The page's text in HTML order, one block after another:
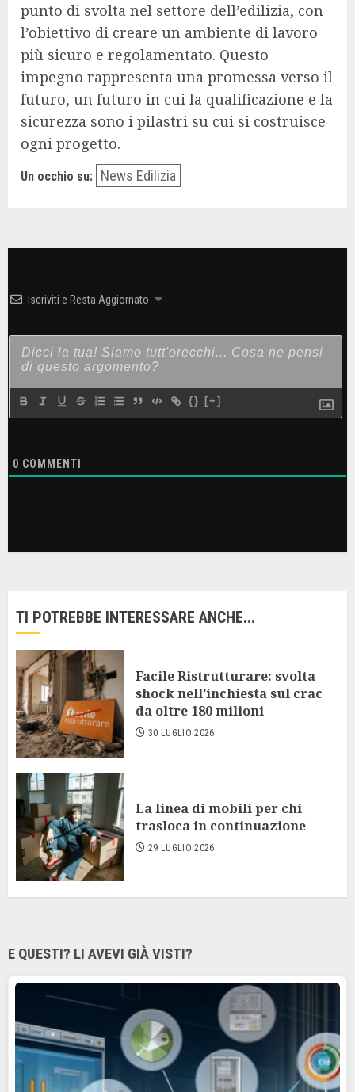
punto di svolta nel settore dell’edilizia, con
l’obiettivo di creare un ambiente di lavoro
più sicuro e regolamentato. Questo
impegno rappresenta una promessa verso il
futuro, un futuro in cui la qualificazione e la
sicurezza sono i pilastri su cui si costruisce
ogni progetto.
Un occhio su: News Edilizia
Iscriviti e Resta Aggiornato
{} [+]
0 COMMENTI
TI POTREBBE INTERESSARE ANCHE...
Facile Ristrutturare: svolta
shock nell’inchiesta sul crac
da oltre 180 milioni
30 LUGLIO 2026
La linea di mobili per chi
trasloca in continuazione
29 LUGLIO 2026
E QUESTI? LI AVEVI GIÀ VISTI?